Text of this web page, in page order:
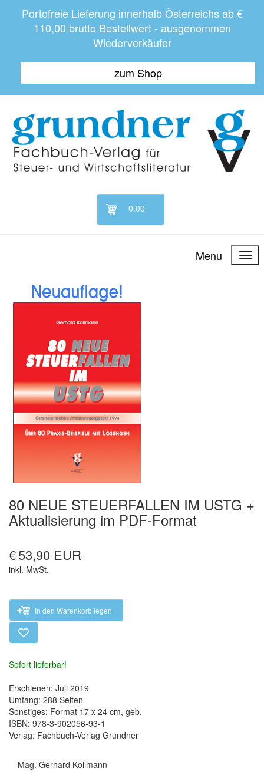
Portofreie Lieferung innerhalb Österreichs ab €
110,00 brutto Bestellwert - ausgenommen
Wiederverkäufer
zum Shop
0.00
Menu
80 NEUE STEUERFALLEN IM USTG +
Aktualisierung im PDF-Format
€53,90 EUR
inkl. MwSt.
In den Warenkorb legen
Sofort lieferbar!
Erschienen: Juli 2019
Umfang: 288 Seiten
Sonstiges: Format 17 x 24 cm, geb.
ISBN: 978-3-902056-93-1
Verlag: Fachbuch-Verlag Grundner
Mag. Gerhard Kollmann